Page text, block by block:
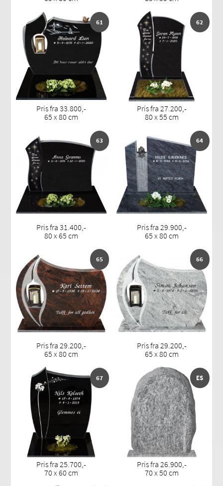
61
Pris fra 33.800,-
65 x 80 cm
62
Pris fra 27.200,-
80 x 55 cm
63
Pris fra 31.400,-
80 x 65 cm
64
Pris fra 29.900,-
65 x 80 cm
65
Pris fra 29.200,-
65 x 80 cm
66
Pris fra 29.200,-
65 x 80 cm
67
Pris fra 25.700,-
70 x 60 cm
ES
Pris fra 26.900,-
70 x 50 cm